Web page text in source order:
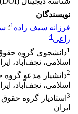
نویسندگان
فرزانه سیف زاده1؛
راعی4
1دانشجوی گروه حقوق
اسلامی، نجف‌آباد،
2دانشیار مدعو گروه
اسلامی، نجف‌آباد،
3 استادیار گروه
ایران